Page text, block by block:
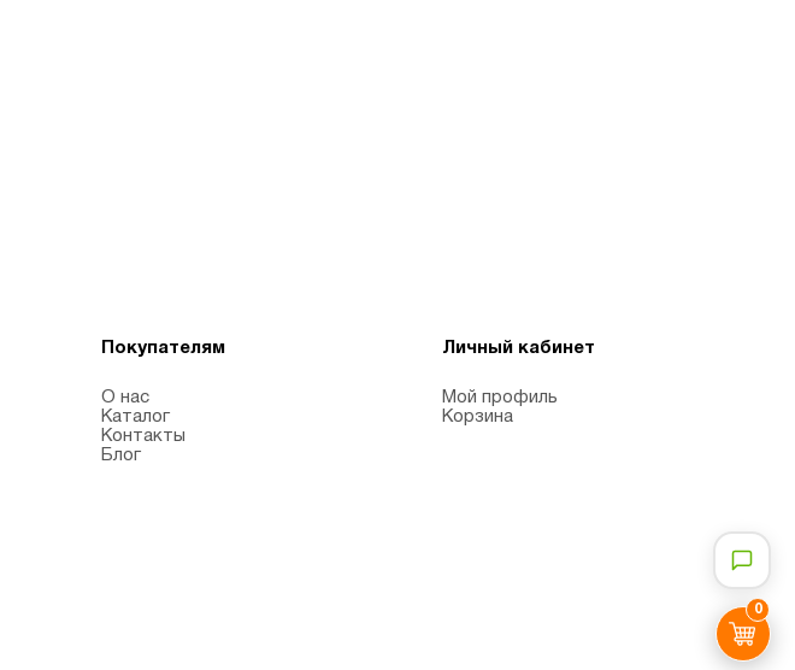
0
Покупателям
О нас
Каталог
Контакты
Блог
Личный кабинет
Мой профиль
Корзина